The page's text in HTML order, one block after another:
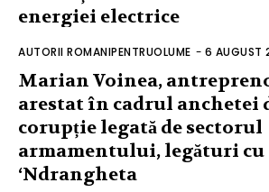
energiei electrice
AUTORII ROMANIPENTRUOLUME - 6 AUGUST
Marian Voinea,
arestat în cadrul anchetei
corupție legată de sectorul
armamentului, legături cu
‘Ndrangheta